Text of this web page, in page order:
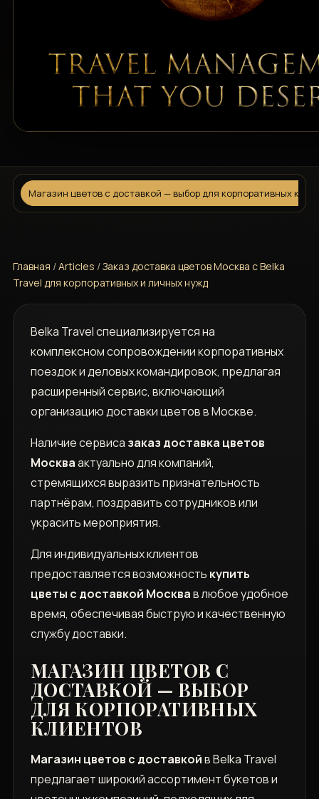
Магазин цветов с доставкой — выбор для корпоративных
Главная /Articles /Заказ доставка цветов Москва с Belka
Travel для корпоративных и личных нужд
Belka Travel специализируется на
комплексном сопровождении корпоративных
поездок и деловых командировок, предлагая
расширенный сервис, включающий
организацию доставки цветов в Москве.
Наличие сервиса заказ доставка цветов
Москваактуально для компаний,
стремящихся выразить признательность
партнёрам, поздравить сотрудников или
украсить мероприятия.
Для индивидуальных клиентов
предоставляется возможность купить
цветы с доставкой Москвав любое удобное
время, обеспечивая быструю и качественную
службу доставки.
МАГАЗИН ЦВЕТОВ С
ДОСТАВКОЙ — ВЫБОР
ДЛЯ КОРПОРАТИВНЫХ
КЛИЕНТОВ
Магазин цветов с доставкойв Belka Travel
предлагает широкий ассортимент букетов и